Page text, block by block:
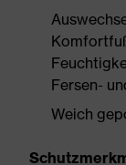
Fersen-
Weich